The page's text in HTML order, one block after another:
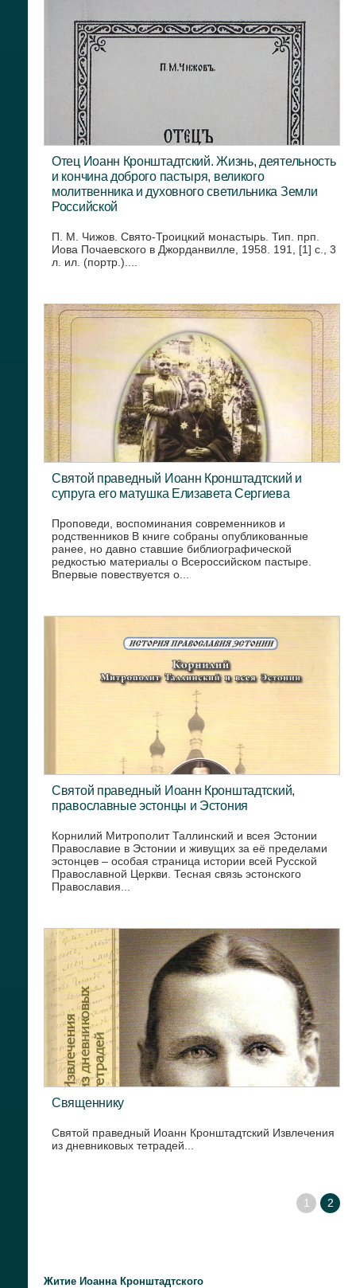
Отец Иоанн Кронштадтский. Жизнь, деятельность
и кончина доброго пастыря, великого
молитвенника и духовного светильника Земли
Российской
П. М. Чижов. Свято-Троицкий монастырь. Тип. прп.
Иова Почаевского в Джорданвилле, 1958. 191, [1] с., 3
л. ил. (портр.)....
Святой праведный Иоанн Кронштадтский и
супруга его матушка Елизавета Сергиева
Проповеди, воспоминания современников и
родственников В книге собраны опубликованные
ранее, но давно ставшие библиографической
редкостью материалы о Всероссийском пастыре.
Впервые повествуется о...
Святой праведный Иоанн Кронштадтский,
православные эстонцы и Эстония
Корнилий Митрополит Таллинский и всея Эстонии
Православие в Эстонии и живущих за её пределами
эстонцев – особая страница истории всей Русской
Православной Церкви. Тесная связь эстонского
Православия...
Священнику
Святой праведный Иоанн Кронштадтский Извлечения
из дневниковых тетрадей...
1 2
Житие Иоанна Кронштадтского